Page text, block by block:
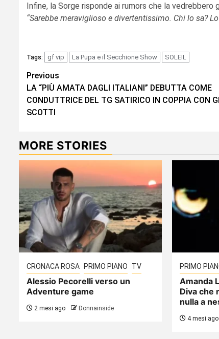
Infine, la Sorge risponde ai rumors che la vedrebbero
“Sarebbe meraviglioso e divertentissimo. Chi lo sa?
Tags: gf vip La Pupa e il Secchione Show SOLEIL
Continue
Reading
Previous
LA “PIÙ AMATA DAGLI ITALIANI” DEBUTTA COME
CONDUTTRICE DEL TG SATIRICO IN COPPIA CON
SCOTTI
MORE STORIES
CRONACA ROSA PRIMO PIANO TV
Alessio Pecorelli verso un
Adventure game
2 mesi ago Donnainside
PRIMO
Amanda
Diva che
nulla a
4 mesi ago